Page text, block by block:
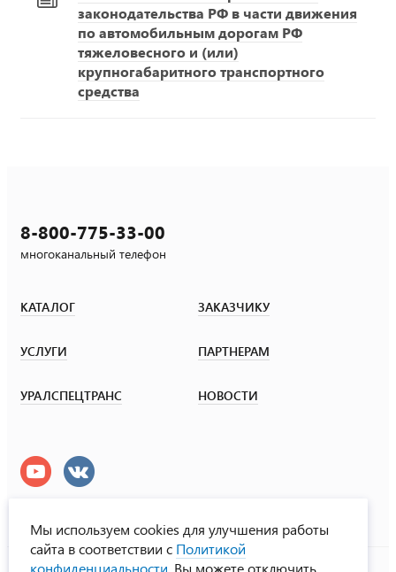
законодательства РФ в части движения
по автомобильным дорогам РФ
тяжеловесного и (или)
крупногабаритного транспортного
средства
8-800-775-33-00
многоканальный телефон
КАТАЛОГ ЗАКАЗЧИКУ
УСЛУГИ ПАРТНЕРАМ
УРАЛСПЕЦТРАНС НОВОСТИ
УралСпецТранс
Мы используем cookies для улучшения работы
сайта в соответствии с Политикой
конфиденциальности . Вы можете отключить